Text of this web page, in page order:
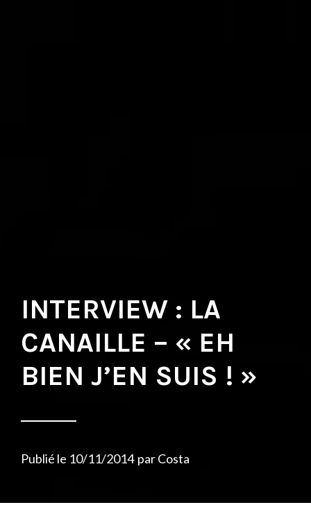
INTERVIEW : LA
CANAILLE – « EH
BIEN J’EN SUIS ! »
Publié le 10/11/2014 parCosta